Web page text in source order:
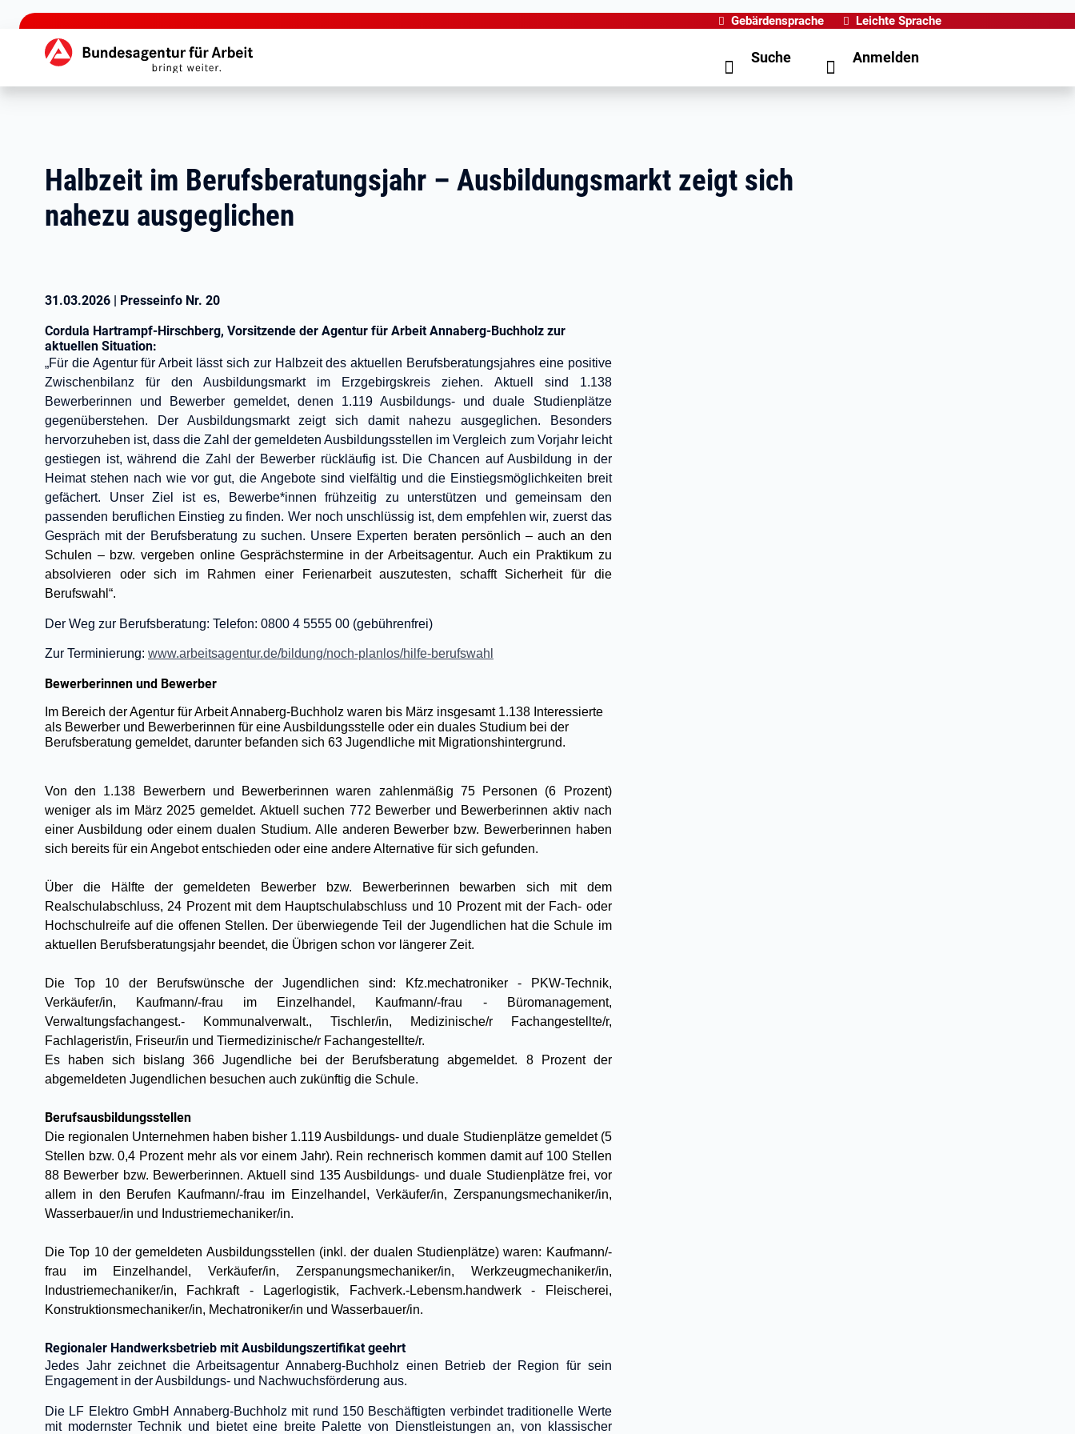
zu den Hauptinhalten springen
Gebärdensprache Leichte Sprache
Hauptnavigation Suche Anmelden
Halbzeit im Berufsberatungsjahr – Ausbildungsmarkt zeigt sich
nahezu ausgeglichen
31.03.2026 | Presseinfo Nr. 20
Cordula Hartrampf-Hirschberg, Vorsitzende der Agentur für Arbeit Annaberg-Buchholz zur
aktuellen Situation:
„Für die Agentur für Arbeit lässt sich zur Halbzeit des aktuellen Berufsberatungsjahres eine positive
Zwischenbilanz für den Ausbildungsmarkt im Erzgebirgskreis ziehen. Aktuell sind 1.138
Bewerberinnen und Bewerber gemeldet, denen 1.119 Ausbildungs- und duale Studienplätze
gegenüberstehen. Der Ausbildungsmarkt zeigt sich damit nahezu ausgeglichen. Besonders
hervorzuheben ist, dass die Zahl der gemeldeten Ausbildungsstellen im Vergleich zum Vorjahr leicht
gestiegen ist, während die Zahl der Bewerber rückläufig ist. Die Chancen auf Ausbildung in der
Heimat stehen nach wie vor gut, die Angebote sind vielfältig und die Einstiegsmöglichkeiten breit
gefächert. Unser Ziel ist es, Bewerbe*innen frühzeitig zu unterstützen und gemeinsam den
passenden beruflichen Einstieg zu finden. Wer noch unschlüssig ist, dem empfehlen wir, zuerst das
Gespräch mit der Berufsberatung zu suchen. Unsere Experten beraten persönlich – auch an den
Schulen – bzw. vergeben online Gesprächstermine in der Arbeitsagentur. Auch ein Praktikum zu
absolvieren oder sich im Rahmen einer Ferienarbeit auszutesten, schafft Sicherheit für die
Berufswahl“.
Der Weg zur Berufsberatung: Telefon: 0800 4 5555 00 (gebührenfrei)
Zur Terminierung: www.arbeitsagentur.de/bildung/noch-planlos/hilfe-berufswahl
Bewerberinnen und Bewerber
Im Bereich der Agentur für Arbeit Annaberg-Buchholz waren bis März insgesamt 1.138 Interessierte
als Bewerber und Bewerberinnen für eine Ausbildungsstelle oder ein duales Studium bei der
Berufsberatung gemeldet, darunter befanden sich 63 Jugendliche mit Migrationshintergrund.
Von den 1.138 Bewerbern und Bewerberinnen waren zahlenmäßig 75 Personen (6 Prozent)
weniger als im März 2025 gemeldet. Aktuell suchen 772 Bewerber und Bewerberinnen aktiv nach
einer Ausbildung oder einem dualen Studium. Alle anderen Bewerber bzw. Bewerberinnen haben
sich bereits für ein Angebot entschieden oder eine andere Alternative für sich gefunden.
Über die Hälfte der gemeldeten Bewerber bzw. Bewerberinnen bewarben sich mit dem
Realschulabschluss, 24 Prozent mit dem Hauptschulabschluss und 10 Prozent mit der Fach- oder
Hochschulreife auf die offenen Stellen. Der überwiegende Teil der Jugendlichen hat die Schule im
aktuellen Berufsberatungsjahr beendet, die Übrigen schon vor längerer Zeit.
Die Top 10 der Berufswünsche der Jugendlichen sind: Kfz.mechatroniker - PKW-Technik,
Verkäufer/in, Kaufmann/-frau im Einzelhandel, Kaufmann/-frau - Büromanagement,
Verwaltungsfachangest.- Kommunalverwalt., Tischler/in, Medizinische/r Fachangestellte/r,
Fachlagerist/in, Friseur/in und Tiermedizinische/r Fachangestellte/r.
Es haben sich bislang 366 Jugendliche bei der Berufsberatung abgemeldet. 8 Prozent der
abgemeldeten Jugendlichen besuchen auch zukünftig die Schule.
Berufsausbildungsstellen
Die regionalen Unternehmen haben bisher 1.119 Ausbildungs- und duale Studienplätze gemeldet (5
Stellen bzw. 0,4 Prozent mehr als vor einem Jahr). Rein rechnerisch kommen damit auf 100 Stellen
88 Bewerber bzw. Bewerberinnen. Aktuell sind 135 Ausbildungs- und duale Studienplätze frei, vor
allem in den Berufen Kaufmann/-frau im Einzelhandel, Verkäufer/in, Zerspanungsmechaniker/in,
Wasserbauer/in und Industriemechaniker/in.
Die Top 10 der gemeldeten Ausbildungsstellen (inkl. der dualen Studienplätze) waren: Kaufmann/-
frau im Einzelhandel, Verkäufer/in, Zerspanungsmechaniker/in, Werkzeugmechaniker/in,
Industriemechaniker/in, Fachkraft - Lagerlogistik, Fachverk.-Lebensm.handwerk - Fleischerei,
Konstruktionsmechaniker/in, Mechatroniker/in und Wasserbauer/in.
Regionaler Handwerksbetrieb mit Ausbildungszertifikat geehrt
Jedes Jahr zeichnet die Arbeitsagentur Annaberg-Buchholz einen Betrieb der Region für sein
Engagement in der Ausbildungs- und Nachwuchsförderung aus.
Die LF Elektro GmbH Annaberg-Buchholz mit rund 150 Beschäftigten verbindet traditionelle Werte
mit modernster Technik und bietet eine breite Palette von Dienstleistungen an, von klassischer